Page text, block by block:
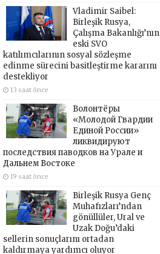
Vladimir Saibel:
Birleşik Rusya,
Çalışma Bakanlığı’nın
eski SVO
katılımcılarının sosyal sözleşme
edinme sürecini basitleştirme kararını
destekliyor
13 saat önce
Волонтёры
«Молодой Гвардии
Единой России»
ликвидируют
последствия паводков на Урале и
Дальнем Востоке
19 saat önce
Birleşik Rusya Genç
Muhafızları’ndan
gönüllüler, Ural ve
Uzak Doğu’daki
sellerin sonuçlarını ortadan
kaldırmaya yardımcı oluyor